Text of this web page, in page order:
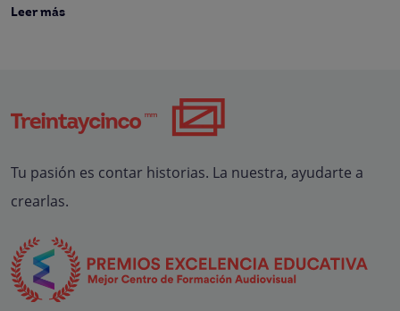
Leer más
Tu pasión es contar historias. La nuestra, ayudarte a
crearlas.